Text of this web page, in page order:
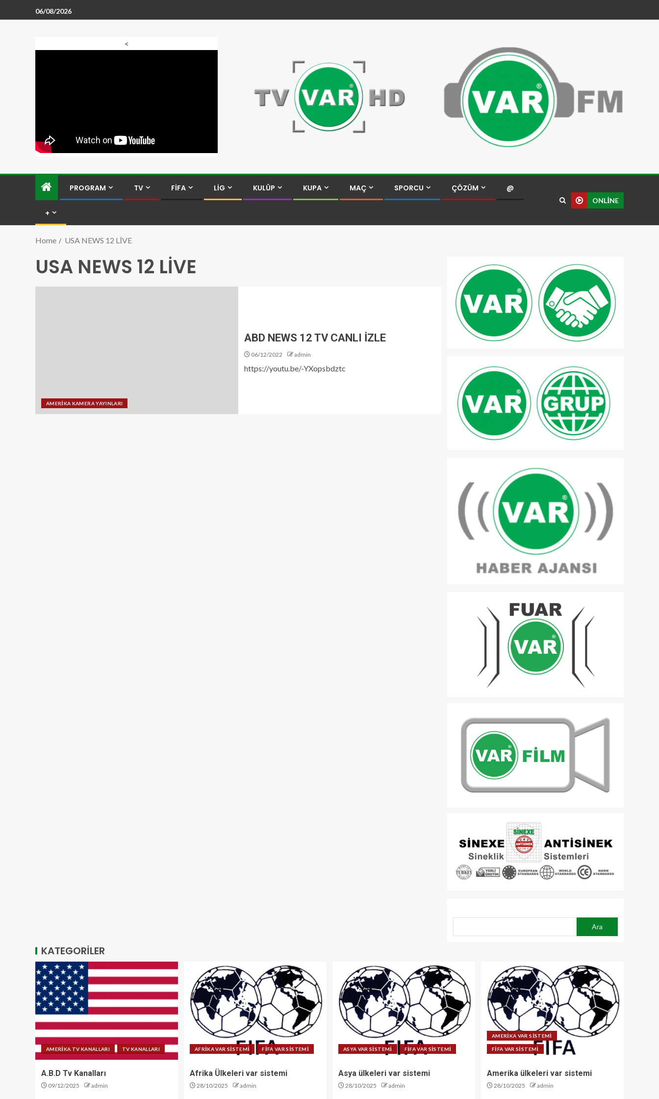
06/08/2026
<
PROGRAM TV FİFA LİG KULÜP KUPA MAÇ SPORCU ÇÖZÜM @
+
ONLINE
Home USA NEWS 12 LİVE
USA NEWS 12 LİVE
AMERİKA KAMERA YAYINLARI
ABD NEWS 12 TV CANLI İZLE
06/12/2022 admin
https://youtu.be/-YXopsbdztc
Ara
KATEGORİLER
AMERİKA TV KANALLARI TV KANALLARI
A.B.D Tv Kanalları
09/12/2025 admin
AFRİKA VAR SİSTEMİ FİFA VAR SİSTEMİ
Afrika Ülkeleri var sistemi
28/10/2025 admin
ASYA VAR SİSTEMİ FİFA VAR SİSTEMİ
Asya ülkeleri var sistemi
28/10/2025 admin
AMERİKA VAR SİSTEMİ
FİFA VAR SİSTEMİ
Amerika ülkeleri var sistemi
28/10/2025 admin